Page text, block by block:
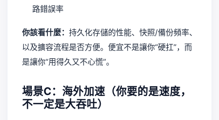
路錯誤率
你該看什麼： 持久化存儲的性能、快照/備份頻率、
以及擴容流程是否方便。便宜不是讓你“硬扛”，而
是讓你“用得久又不心慌”。
場景C：海外加速（你要的是速度，
不一定是大吞吐）